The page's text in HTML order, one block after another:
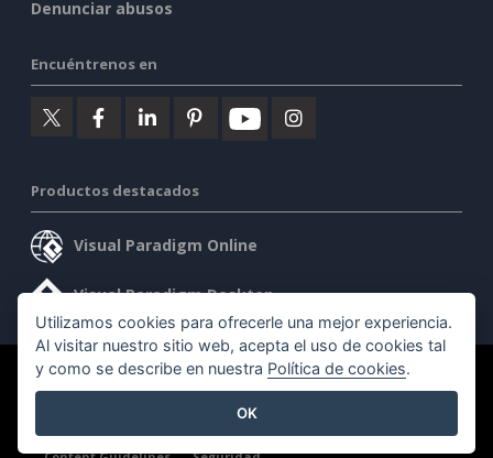
Denunciar abusos
Encuéntrenos en
Productos destacados
Visual Paradigm Online
Visual Paradigm Desktop
©2026 by Visual Paradigm. Todos los derechos reservados.
Utilizamos cookies para ofrecerle una mejor experiencia.
Al visitar nuestro sitio web, acepta el uso de cookies tal
y como se describe en nuestra Política de cookies.
OK